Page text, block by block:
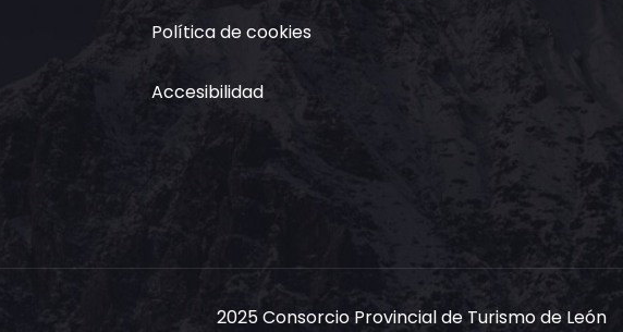
Política de cookies
Accesibilidad
2025 Consorcio Provincial de Turismo de León